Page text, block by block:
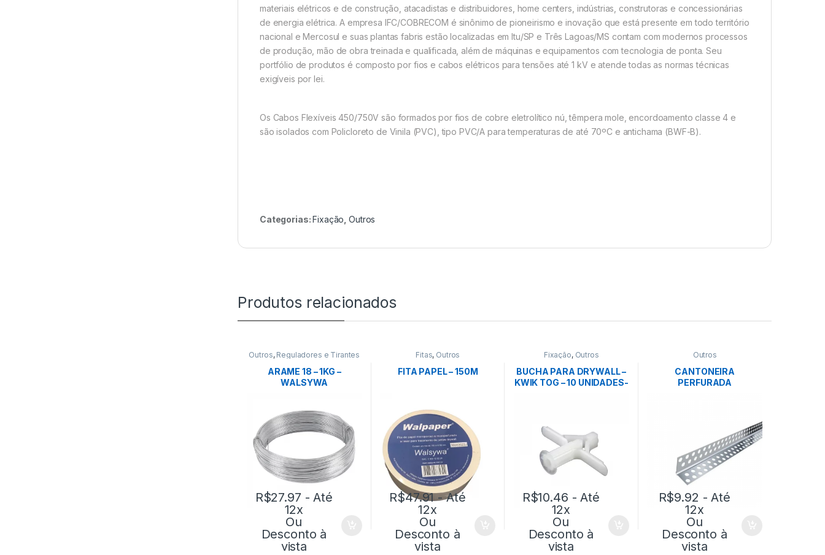
materiais elétricos e de construção, atacadistas e distribuidores, home centers, indústrias, construtoras e concessionárias
de energia elétrica. A empresa IFC/COBRECOM é sinônimo de pioneirismo e inovação que está presente em todo território
nacional e Mercosul e suas plantas fabris estão localizadas em Itu/SP e Três Lagoas/MS contam com modernos processos
de produção, mão de obra treinada e qualificada, além de máquinas e equipamentos com tecnologia de ponta. Seu
portfólio de produtos é composto por fios e cabos elétricos para tensões até 1 kV e atende todas as normas técnicas
exigíveis por lei.
Os Cabos Flexíveis 450/750V são formados por fios de cobre eletrolítico nú, têmpera mole, encordoamento classe 4 e
são isolados com Policloreto de Vinila (PVC), tipo PVC/A para temperaturas de até 70ºC e antichama (BWF-B).
Categorias:Fixação ,Outros
Produtos relacionados
Outros, Reguladores e Tirantes
ARAME 18 – 1KG –
WALSYWA
R$27.97 - Até
12x
Ou
Desconto à
vista
Fitas, Outros
FITA PAPEL – 150M
R$47.91- Até
12x
Ou
Desconto à
vista
Fixação, Outros
BUCHA PARA DRYWALL –
KWIK TOG – 10 UNIDADES-
R$10.46 - Até
12x
Ou
Desconto à
vista
Outros
CANTONEIRA
PERFURADA
R$9.92 - Até
12x
Ou
Desconto à
vista